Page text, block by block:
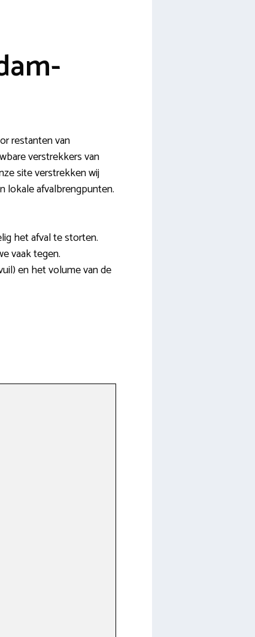
restanten van
verstrekkers van
site verstrekken wij
lokale afvalbrengpunten.
het afval te storten.
vaak tegen.
en het volume van de